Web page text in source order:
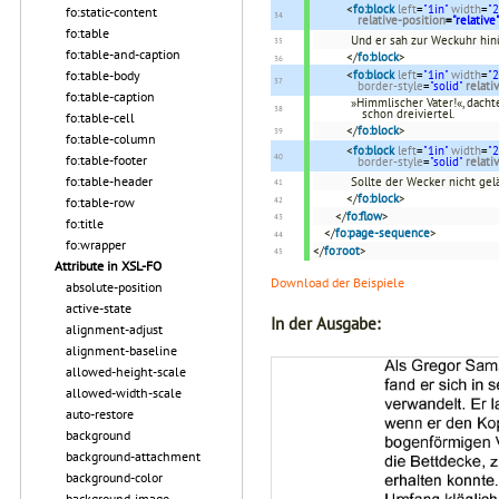
fo:static-content
fo:table
fo:table-and-caption
fo:table-body
fo:table-caption
fo:table-cell
fo:table-column
fo:table-footer
fo:table-header
fo:table-row
fo:title
fo:wrapper
Attribute in XSL-FO
absolute-position
active-state
alignment-adjust
alignment-baseline
allowed-height-scale
allowed-width-scale
auto-restore
background
background-attachment
background-color
<fo:block left="1in" width=
relative-position="relative"
Und er sah zur Weckuhr
</fo:block>
<fo:block left="1in" width=
border-style="solid"
»Himmlischer Vater!«,
schon dreiviertel.
</fo:block>
<fo:block left="1in" width=
border-style="solid"
Sollte der Wecker nicht
</fo:block>
</fo:flow>
</fo:page-sequence>
</fo:root>
Download der Beispiele
In der Ausgabe: